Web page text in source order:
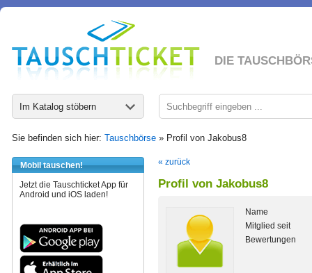
DIE
Im Katalog stöbern
Sie befinden sich hier: Tauschbörse » Profil von Jakobus8
Mobil tauschen!
Jetzt die Tauschticket App für
Android und iOS laden!
« zurück
Profil von Jakobus8
Name
Mitglied seit
Bewertungen